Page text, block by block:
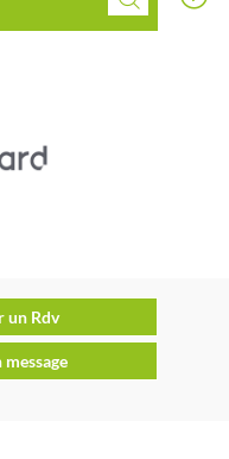
un Rdv